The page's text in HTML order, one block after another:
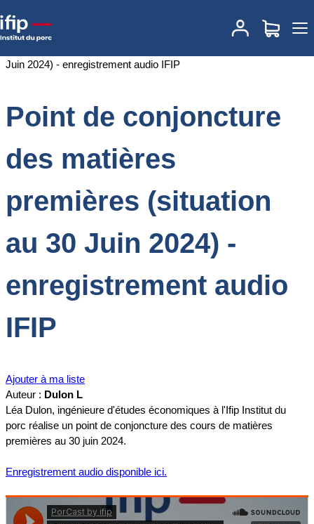
Accueil
Point de conjoncture des matières
premières (situation au 30 Juin 2024) - enregistrement audio IFIP
Point de conjoncture
des matières
premières (situation
au 30 Juin 2024) -
enregistrement audio
IFIP
Ajouter à ma liste
Auteur : Dulon L
Léa Dulon, ingénieure d'études économiques à l'Ifip Institut du
porc réalise un point de conjoncture des cours de matières
premières au 30 juin 2024.
Enregistrement audio disponible ici.